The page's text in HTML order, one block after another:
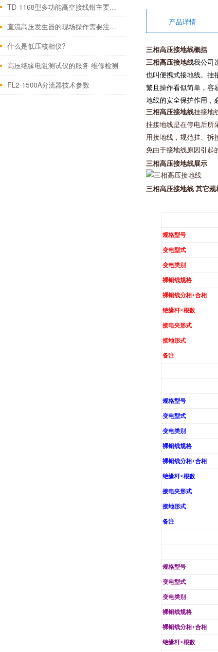
TD-1168型多功能高空接线钳主要特点
直流高压发生器的现场操作需要注意些什么
什么是低压核相仪?
高压绝缘电阻测试仪的服务 维修检测
FL2-1500A分流器技术参数
产品详情
三相高压接地线概括
三相高压接地线我公司
也叫便携式接地线。挂
繁且操作看似简单，容
地线的安全保护作用，
三相高压接地线挂接地
挂接地线是在停电后所
用接地线，规范挂、拆
免由于接地线原因引起
三相高压接地线展示
三相高压接地线 其它规
规格型号
变电型式
变电类别
裸铜线规格
裸铜线分相+合相
绝缘杆×根数
接电夹形式
接地形式
备注
规格型号
变电型式
变电类别
裸铜线规格
裸铜线分相+合相
绝缘杆×根数
接电夹形式
接地形式
备注
规格型号
变电型式
变电类别
裸铜线规格
裸铜线分相+合相
绝缘杆×根数